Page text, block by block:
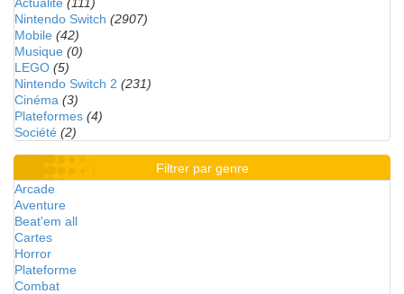
Nintendo Switch (2907)
Mobile (42)
Musique (0)
LEGO (5)
Nintendo Switch 2 (231)
Cinéma (3)
Plateformes (4)
Société (2)
Filtrer par genre
Arcade
Aventure
Beat'em all
Cartes
Horror
Plateforme
Combat